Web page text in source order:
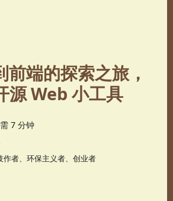
前端的探索之旅，
源 Web 小工具
7 分钟
作者、环保主义者、创业者